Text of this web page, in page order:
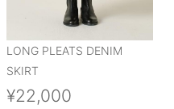
LONG PLEATS DENIM
SKIRT
¥22,000